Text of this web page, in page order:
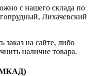
с нашего склада по
Лихачевский
заказ на сайте, либо
наличие товара.
МКАД)